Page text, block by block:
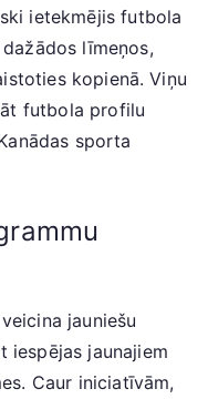
ietekmējis futbola
līmeņos,
kopienā. Viņu
futbola profilu
sporta
jauniešu
iespējas jaunajiem
Caur iniciatīvām,